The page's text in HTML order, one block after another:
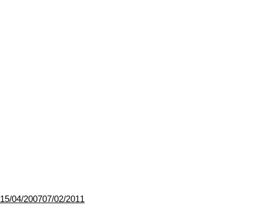
Udgivet
15/04/200707/02/2011